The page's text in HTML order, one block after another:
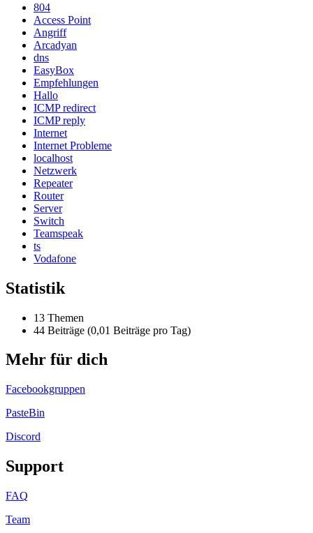
804
Access Point
Angriff
Arcadyan
dns
EasyBox
Empfehlungen
Hallo
ICMP redirect
ICMP reply
Internet
Internet Probleme
localhost
Netzwerk
Repeater
Router
Server
Switch
Teamspeak
ts
Vodafone
Statistik
13 Themen
44 Beiträge (0,01 Beiträge pro Tag)
Mehr für dich
Facebookgruppen
PasteBin
Discord
Support
FAQ
Team